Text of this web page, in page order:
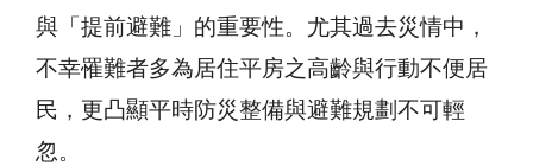
與「提前避難」的重要性。尤其過去災情中，
不幸罹難者多為居住平房之高齡與行動不便居
民，更凸顯平時防災整備與避難規劃不可輕
忽。